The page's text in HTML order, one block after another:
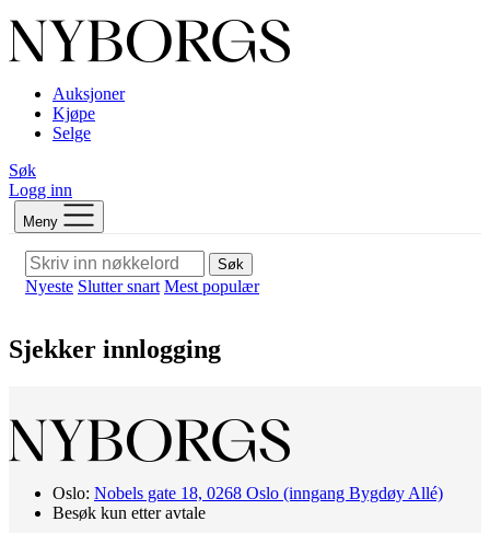
Auksjoner
Kjøpe
Selge
Søk
Logg inn
Meny
Søk
Nyeste Slutter snart Mest populær
Sjekker innlogging
Oslo: Nobels gate 18, 0268 Oslo (inngang Bygdøy Allé)
Besøk kun etter avtale